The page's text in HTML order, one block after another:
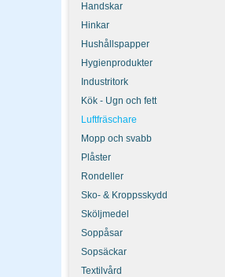
Handskar
Hinkar
Hushållspapper
Hygienprodukter
Industritork
Kök - Ugn och fett
Luftfräschare
Mopp och svabb
Plåster
Rondeller
Sko- & Kroppsskydd
Sköljmedel
Soppåsar
Sopsäckar
Textilvård
1-2 dagar
Kopieringspapper Multicopy A3
OHÅLAT 90g 500st/paket